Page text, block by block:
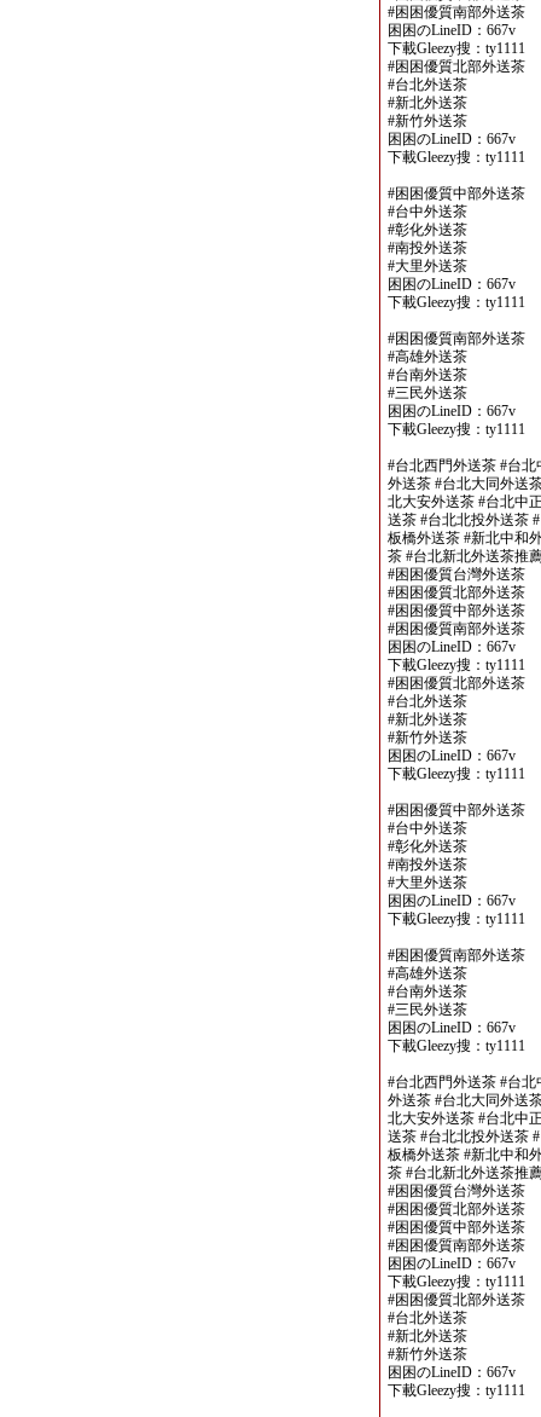
#困困優質南部外送茶
困困のLineID：667v
下載Gleezy搜：ty1111
#困困優質北部外送茶
#台北外送茶
#新北外送茶
#新竹外送茶
困困のLineID：667v
下載Gleezy搜：ty1111
#困困優質中部外送茶
#台中外送茶
#彰化外送茶
#南投外送茶
#大里外送茶
困困のLineID：667v
下載Gleezy搜：ty1111
#困困優質南部外送茶
#高雄外送茶
#台南外送茶
#三民外送茶
困困のLineID：667v
下載Gleezy搜：ty1111
#台北西門外送茶 #台
外送茶 #台北大同外送
北大安外送茶 #台北中
送茶 #台北北投外送茶
板橋外送茶 #新北中和
茶 #台北新北外送茶推
#困困優質台灣外送茶
#困困優質北部外送茶
#困困優質中部外送茶
#困困優質南部外送茶
困困のLineID：667v
下載Gleezy搜：ty1111
#困困優質北部外送茶
#台北外送茶
#新北外送茶
#新竹外送茶
困困のLineID：667v
下載Gleezy搜：ty1111
#困困優質中部外送茶
#台中外送茶
#彰化外送茶
#南投外送茶
#大里外送茶
困困のLineID：667v
下載Gleezy搜：ty1111
#困困優質南部外送茶
#高雄外送茶
#台南外送茶
#三民外送茶
困困のLineID：667v
下載Gleezy搜：ty1111
#台北西門外送茶 #台
外送茶 #台北大同外送
北大安外送茶 #台北中
送茶 #台北北投外送茶
板橋外送茶 #新北中和
茶 #台北新北外送茶推
#困困優質台灣外送茶
#困困優質北部外送茶
#困困優質中部外送茶
#困困優質南部外送茶
困困のLineID：667v
下載Gleezy搜：ty1111
#困困優質北部外送茶
#台北外送茶
#新北外送茶
#新竹外送茶
困困のLineID：667v
下載Gleezy搜：ty1111